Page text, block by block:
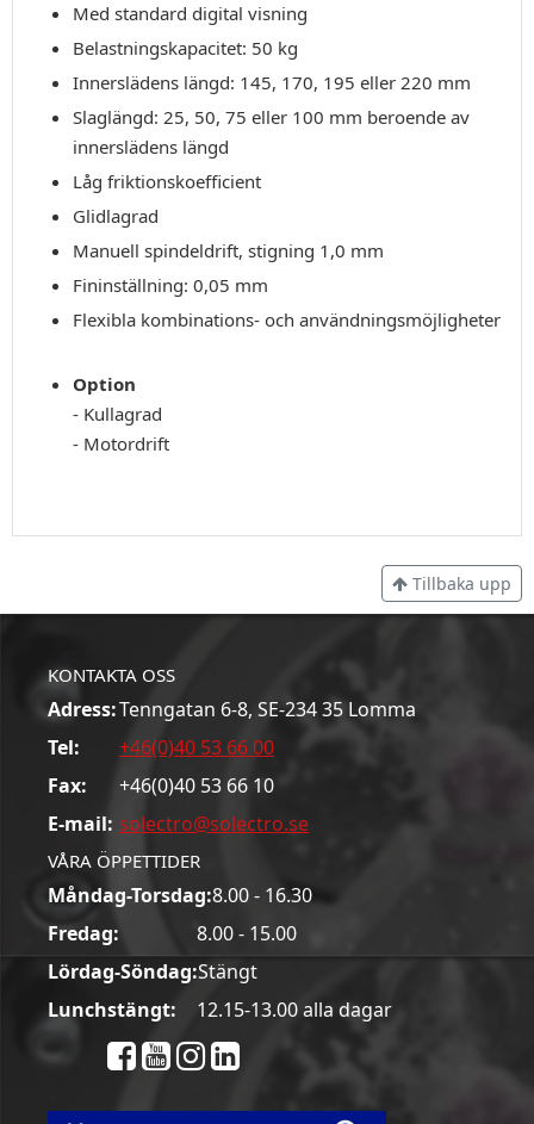
Med standard digital visning
Belastningskapacitet: 50 kg
Innerslädens längd: 145, 170, 195 eller 220 mm
Slaglängd: 25, 50, 75 eller 100 mm beroende av
innerslädens längd
Låg friktionskoefficient
Glidlagrad
Manuell spindeldrift, stigning 1,0 mm
Fininställning: 0,05 mm
Flexibla kombinations- och användningsmöjligheter
Option
- Kullagrad
- Motordrift
Tillbaka upp
KONTAKTA OSS
Adress:Tenngatan 6-8, SE-234 35 Lomma
Tel:
+46(0)40 53 66 00
Fax:
+46(0)40 53 66 10
E-mail: solectro@solectro.se
VÅRA ÖPPETTIDER
Måndag-Torsdag:8.00 - 16.30
Fredag:
8.00 - 15.00
Lördag-Söndag:Stängt
Lunchstängt:
12.15-13.00 alla dagar